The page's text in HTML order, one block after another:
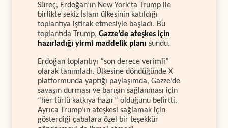
Süreç, Erdoğan’ın New York’ta Trump ile
birlikte sekiz İslam ülkesinin katıldığı
toplantıya iştirak etmesiyle başladı. Bu
toplantıda Trump, Gazze’de ateşkes için
hazırladığı yirmi maddelik planı sundu.
Erdoğan toplantıyı “son derece verimli”
olarak tanımladı. Ülkesine döndüğünde X
platformunda yaptığı paylaşımda, Gazze’de
savaşın durması ve barışın sağlanması için
“her türlü katkıya hazır” olduğunu belirtti.
Ayrıca Trump’ın ateşkesi sağlamak için
gösterdiği çabalara özel bir teşekkür